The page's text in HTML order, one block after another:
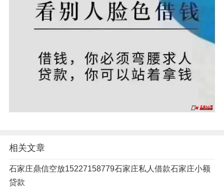
相关文章
石家庄鼎信空放15227158779石家庄私人借款石家庄小额
贷款